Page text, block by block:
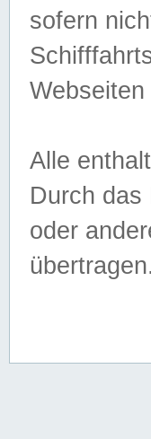
sofern
Alle
Durch das
oder
übertragen.